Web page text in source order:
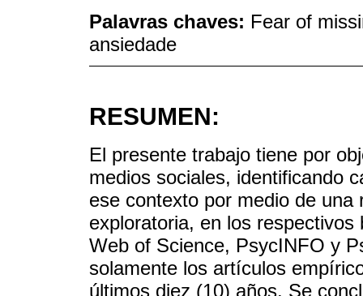
Palavras chaves: Fear of
ansiedade
RESUMEN:
El presente trabajo tiene por
medios sociales, identificando
ese contexto por medio de
exploratoria, en los
Web of Science, PsycINFO y
solamente los artículos
últimos diez (10) años. Se